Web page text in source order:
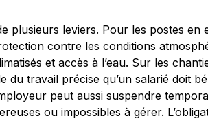
plusieurs leviers. Pour les postes en
contre les conditions
et accès à l’eau. Sur les
du travail précise qu’un salarié doit
peut aussi suspendre
ou impossibles à gérer.